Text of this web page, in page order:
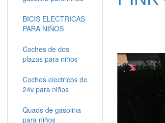
BICIS ELECTRICAS
PARA NIÑOS
Coches de dos
plazas para niños
Coches electricos de
24v para niños
Quads de gasolina
para niños